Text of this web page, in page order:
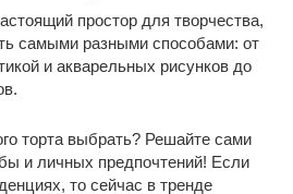
простор для творчества,
самыми разными способами: от
и акварельных рисунков до
торта выбрать? Решайте сами
и личных предпочтений! Если
то сейчас в тренде